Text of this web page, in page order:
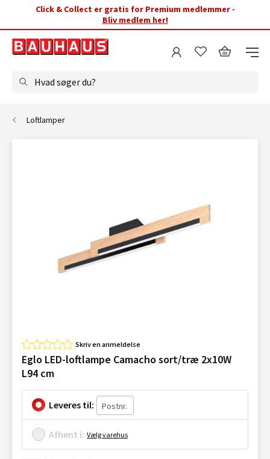
Click & Collect er gratis for Premium medlemmer -
Bliv medlem her!
Hvad søger du?
Loftlamper
Skriv en anmeldelse
Eglo LED-loftlampe Camacho sort/træ 2x10W
L94 cm
Leveres til:
Afhent i: Vælg varehus